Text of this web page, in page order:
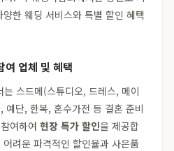
한 웨딩 서비스와 특별 할인 혜택
여 업체 및 혜택
스드메(스튜디오, 드레스, 메이
예단, 한복, 혼수가전 등 결혼 준비
여하여 현장 특가 할인을 제공합
려운 파격적인 할인율과 사은품